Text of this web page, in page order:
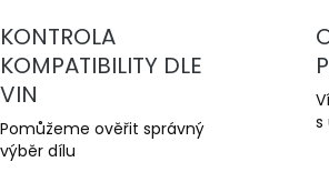
KONTROLA
KOMPATIBILITY DLE
VIN
Pomůžeme ověřit správný
výběr dílu
s